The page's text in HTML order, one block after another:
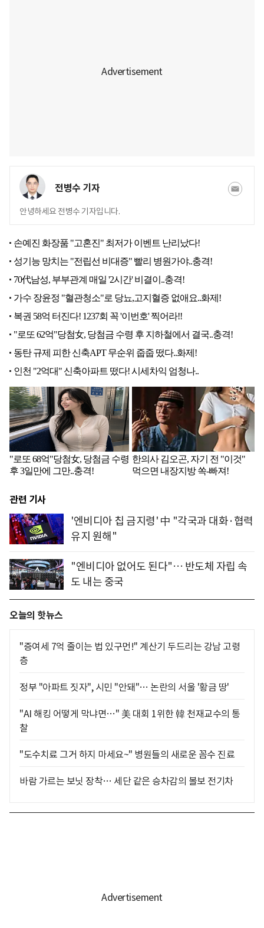
전병수 기자
안녕하세요 전병수 기자입니다.
관련 기사
'엔비디아 칩 금지령' 中 "각국과 대화·협력
유지 원해"
"엔비디아 없어도 된다"… 반도체 자립 속
도 내는 중국
오늘의 핫뉴스
"증여세 7억 줄이는 법 있구먼!" 계산기 두드리는 강남 고령
층
정부 "아파트 짓자", 시민 "안돼"… 논란의 서울 '황금 땅'
"AI 해킹 어떻게 막냐면…" 美 대회 1위한 韓 천재교수의 통
찰
"도수치료 그거 하지 마세요~" 병원들의 새로운 꼼수 진료
바람 가르는 보닛 장착… 세단 같은 승차감의 볼보 전기차